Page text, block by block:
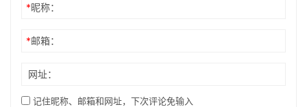
*昵称：
*邮箱：
网址：
记住昵称、邮箱和网址，下次评论免输入